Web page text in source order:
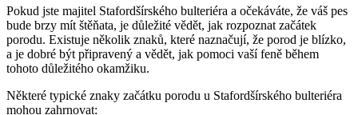
Pokud jste majitel Stafordšírského bulteriéra a očekáváte, že váš pes
bude brzy mít štěňata, je důležité vědět, jak rozpoznat začátek
porodu. Existuje několik znaků, které naznačují, že porod je blízko,
a je dobré být připravený a vědět, jak pomoci vaší feně během
tohoto důležitého okamžiku.
Některé typické znaky začátku porodu u Stafordšírského bulteriéra
mohou zahrnovat: